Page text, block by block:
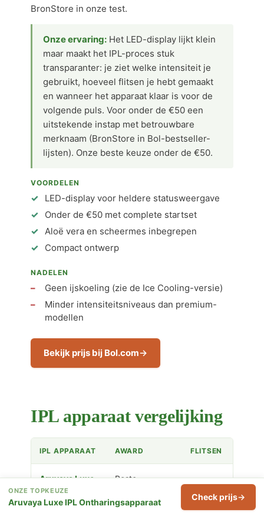
BronStore in onze test.
Onze ervaring: Het LED-display lijkt klein
maar maakt het IPL-proces stuk
transparanter: je ziet welke intensiteit je
gebruikt, hoeveel flitsen je hebt gemaakt
en wanneer het apparaat klaar is voor de
volgende puls. Voor onder de €50 een
uitstekende instap met betrouwbare
merknaam (BronStore in Bol-bestseller-
lijsten). Onze beste keuze onder de €50.
VOORDELEN
LED-display voor heldere statusweergave
Onder de €50 met complete startset
Aloë vera en scheermes inbegrepen
Compact ontwerp
NADELEN
Geen ijskoeling (zie de Ice Cooling-versie)
Minder intensiteitsniveaus dan premium-
modellen
Bekijk prijs bij Bol.com
IPL apparaat vergelijking
IPL APPARAAT AWARD FLITSEN
Aruvaya Luxe
IPL
Ontharingsapparaat
Beste
Keuze
999.999
ONZE TOPKEUZE
Aruvaya Luxe IPL Ontharingsapparaat Check prijs